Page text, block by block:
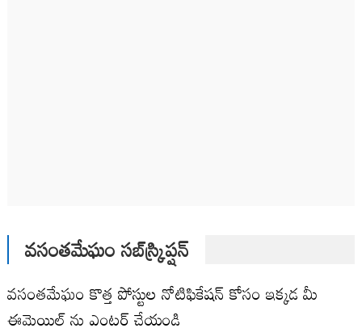
వసంతమేఘం సబ్‌స్క్రిప్షన్
వసంతమేఘం కొత్త పోస్టుల నోటిఫికేషన్ కోసం ఇక్కడ మీ
ఈమెయిల్ ను ఎంటర్ చేయండి